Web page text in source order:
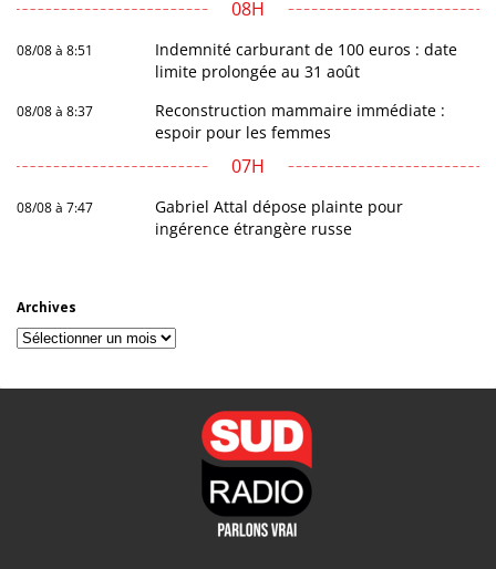
08H
08/08 à 8:51
Indemnité carburant de 100 euros : date
limite prolongée au 31 août
08/08 à 8:37
Reconstruction mammaire immédiate :
espoir pour les femmes
07H
08/08 à 7:47
Gabriel Attal dépose plainte pour
ingérence étrangère russe
Archives
Archives